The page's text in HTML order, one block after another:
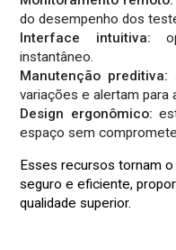
do desempenho dos
Interface intuitiva:
instantâneo.
Manutenção preditiva:
variações e alertam para
Design ergonômico:
espaço sem
Esses recursos tornam
seguro e eficiente,
qualidade superior.